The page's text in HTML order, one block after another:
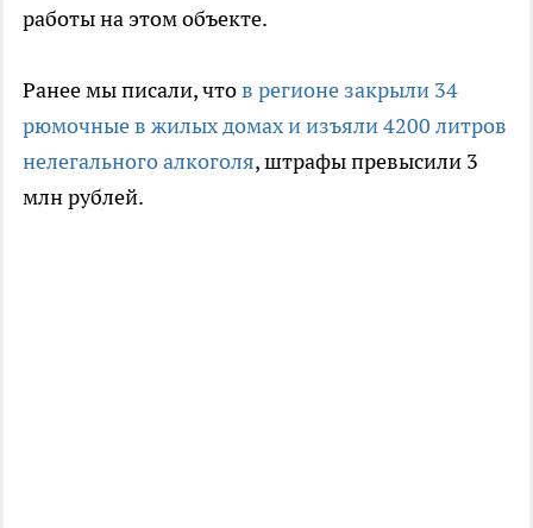
работы на этом объекте.
Ранее мы писали, чтов регионе закрыли 34
рюмочные в жилых домах и изъяли 4200 литров
нелегального алкоголя, штрафы превысили 3
млн рублей.